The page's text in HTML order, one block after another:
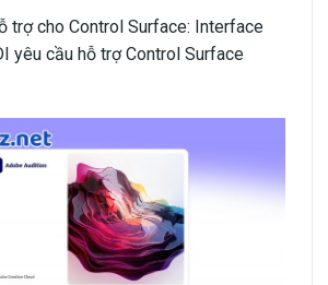
trợ cho Control Surface: Interface
yêu cầu hỗ trợ Control Surface